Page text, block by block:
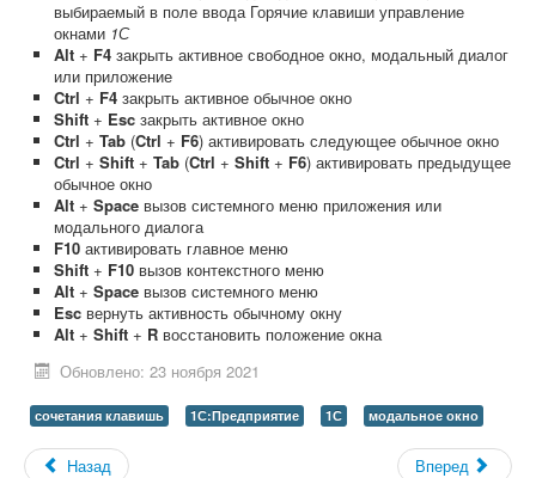
выбираемый в поле ввода Горячие клавиши управление
окнами 1С
Alt + F4 закрыть активное свободное окно, модальный диалог
или приложение
Ctrl + F4 закрыть активное обычное окно
Shift + Esc закрыть активное окно
Ctrl + Tab (Ctrl + F6) активировать следующее обычное окно
Ctrl + Shift + Tab (Ctrl + Shift + F6) активировать предыдущее
обычное окно
Alt + Space вызов системного меню приложения или
модального диалога
F10 активировать главное меню
Shift + F10 вызов контекстного меню
Alt + Space вызов системного меню
Esc вернуть активность обычному окну
Alt + Shift + R восстановить положение окна
Обновлено: 23 ноября 2021
сочетания клавишь 1С:Предприятие 1С модальное окно
Назад Вперед